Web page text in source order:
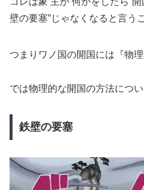
壁の要塞”じゃなくなると言う
つまりワノ国の開国には『物
では物理的な開国の方法につ
鉄壁の要塞